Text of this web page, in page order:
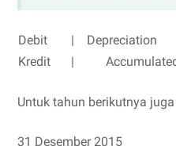
Debit | Depreciation
Kredit
|
Untuk tahun berikutnya
31 Desember 2015